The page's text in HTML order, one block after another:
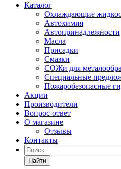
Каталог
Охлаждающие
Автохимия
Автопринадлежности
Масла
Присадки
Смазки
СОЖи для
Специальные
Пожаробезопасные
Акции
Производители
Вопрос-ответ
О магазине
Отзывы
Контакты
Найти